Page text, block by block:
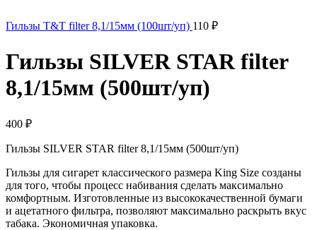
Гильзы T&T filter 8,1/15мм (100шт/уп) 110 ₽
Гильзы SILVER STAR filter
8,1/15мм (500шт/уп)
400 ₽
Гильзы SILVER STAR filter 8,1/15мм (500шт/уп)
Гильзы для сигарет классического размера King Size созданы
для того, чтобы процесс набивания сделать максимально
комфортным. Изготовленные из высококачественной бумаги
и ацетатного фильтра, позволяют максимально раскрыть вкус
табака. Экономичная упаковка.